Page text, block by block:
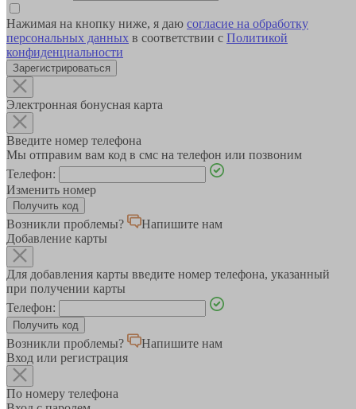
Нажимая на кнопку ниже, я даю согласие на обработку
персональных данных в соответствии с Политикой
конфиденциальности
Зарегистрироваться
Электронная бонусная карта
Введите номер телефона
Мы отправим вам код в смс на телефон или позвоним
Телефон:
Изменить номер
Возникли проблемы?
Напишите нам
Добавление карты
Для добавления карты введите номер телефона, указанный
при получении карты
Телефон:
Возникли проблемы?
Напишите нам
Вход или регистрация
По номеру телефона